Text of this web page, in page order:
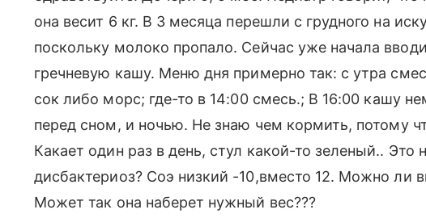
она весит 6 кг. В 3 месяца перешли с грудного на
поскольку молоко пропало. Сейчас уже начала
гречневую кашу. Меню дня примерно так: с утра
сок либо морс; где-то в 14:00 смесь.; В 16:00 кашу
перед сном, и ночью. Не знаю чем кормить, потому
Какает один раз в день, стул какой-то зеленый.. Это
дисбактериоз? Соэ низкий -10,вместо 12. Можно ли
Может так она наберет нужный вес???